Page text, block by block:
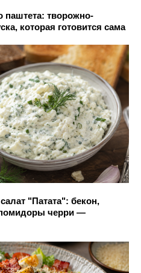
паштета: творожно-
которая готовится сама
"Патата": бекон,
черри —